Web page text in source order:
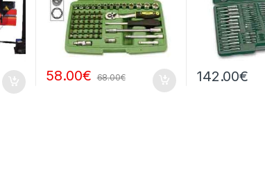
58.00€ 68.00€ 142.00€